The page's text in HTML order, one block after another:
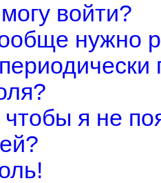
войти?
нужно
я не